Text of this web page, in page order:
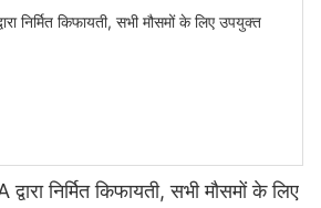
द्वारा निर्मित किफायती, सभी मौसमों के लिए